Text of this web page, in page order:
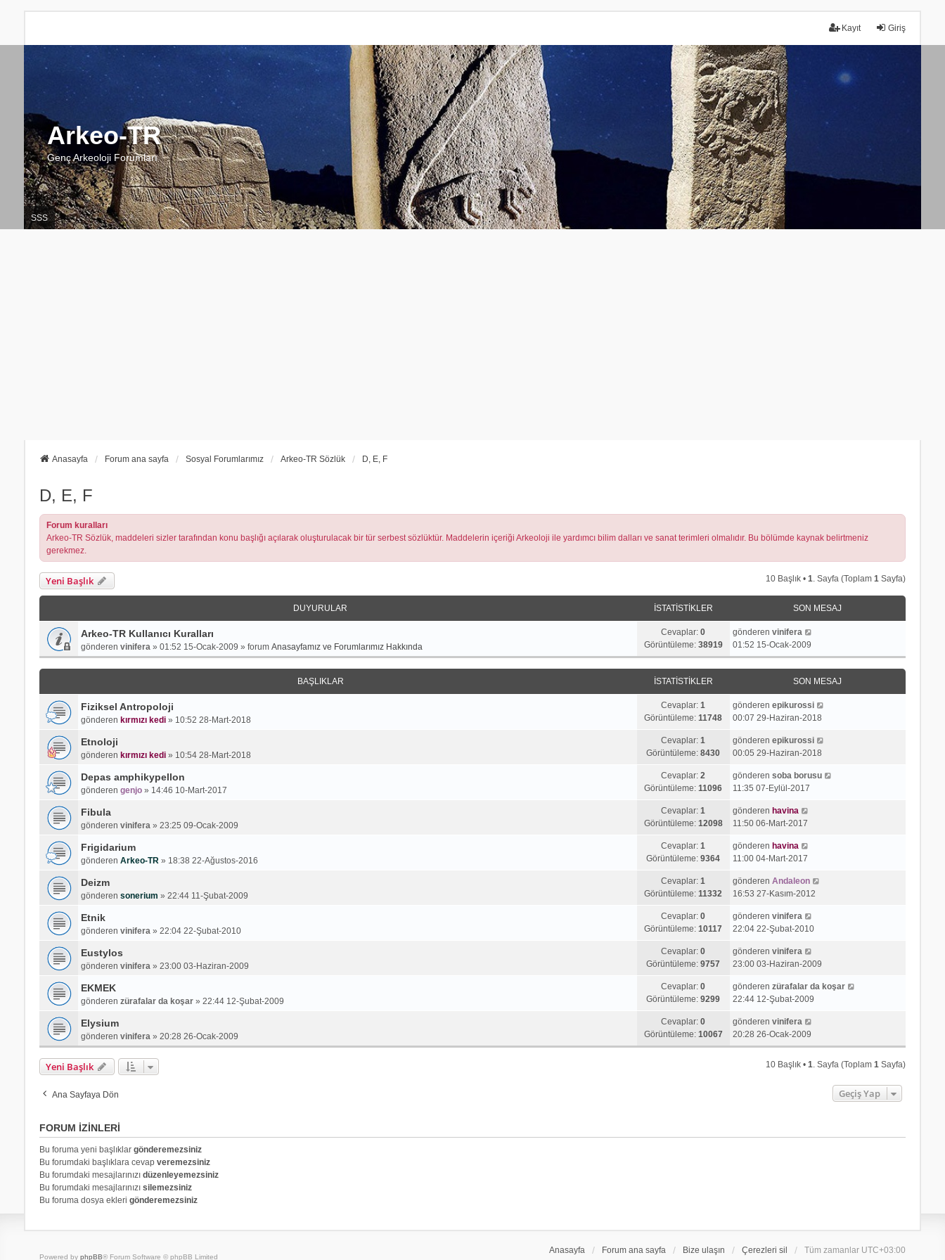
Giriş
Kayıt
Arkeo-TR
Genç Arkeoloji Forumları
SSS
Anasayfa Forum ana sayfa Sosyal Forumlarımız Arkeo-TR Sözlük D, E, F
D, E, F
Forum kuralları
Arkeo-TR Sözlük, maddeleri sizler tarafından konu başlığı açılarak oluşturulacak bir tür serbest sözlüktür. Maddelerin içeriği Arkeoloji ile yardımcı bilim dalları ve sanat terimleri olmalıdır. Bu bölümde kaynak belirtmeniz
gerekmez.
Yeni Başlık 10 Başlık •1. Sayfa (Toplam1 Sayfa)
DUYURULAR İSTATISTIKLER SON MESAJ
Arkeo-TR Kullanıcı Kuralları
gönderen vinifera» 01:52 15-Ocak-2009 » forum Anasayfamız ve Forumlarımız Hakkında
Cevaplar:0
Görüntüleme: 38919
gönderen vinifera
01:52 15-Ocak-2009
BAŞLIKLAR İSTATISTIKLER SON MESAJ
Fiziksel Antropoloji
gönderen kırmızı kedi» 10:52 28-Mart-2018
Cevaplar:1
Görüntüleme:11748
gönderen epikurossi
00:07 29-Haziran-2018
Etnoloji
gönderen kırmızı kedi» 10:54 28-Mart-2018
Cevaplar:1
Görüntüleme:8430
gönderen epikurossi
00:05 29-Haziran-2018
Depas amphikypellon
gönderen genjo» 14:46 10-Mart-2017
Cevaplar:2
Görüntüleme:11096
gönderen soba borusu
11:35 07-Eylül-2017
Fibula
gönderen vinifera» 23:25 09-Ocak-2009
Cevaplar:1
Görüntüleme: 12098
gönderen havina
11:50 06-Mart-2017
Frigidarium
gönderen Arkeo-TR» 18:38 22-Ağustos-2016
Cevaplar:1
Görüntüleme:9364
gönderen havina
11:00 04-Mart-2017
Deizm
gönderen sonerium » 22:44 11-Şubat-2009
Cevaplar:1
Görüntüleme:11332
gönderen Andaleon
16:53 27-Kasım-2012
Etnik
gönderen vinifera» 22:04 22-Şubat-2010
Cevaplar:0
Görüntüleme:10117
gönderen vinifera
22:04 22-Şubat-2010
Eustylos
gönderen vinifera» 23:00 03-Haziran-2009
Cevaplar:0
Görüntüleme:9757
gönderen vinifera
23:00 03-Haziran-2009
EKMEK
gönderen zürafalar da koşar» 22:44 12-Şubat-2009
Cevaplar:0
Görüntüleme:9299
gönderen zürafalar da koşar
22:44 12-Şubat-2009
Elysium
gönderen vinifera» 20:28 26-Ocak-2009
Cevaplar:0
Görüntüleme: 10067
gönderen vinifera
20:28 26-Ocak-2009
Yeni Başlık 10 Başlık •1. Sayfa (Toplam1 Sayfa)
Ana Sayfaya Dön Geçiş Yap
FORUM IZINLERI
Bu foruma yeni başlıklar gönderemezsiniz
Bu forumdaki başlıklara cevap veremezsiniz
Bu forumdaki mesajlarınızı düzenleyemezsiniz
Bu forumdaki mesajlarınızı silemezsiniz
Bu foruma dosya ekleri gönderemezsiniz
Anasayfa Forum ana sayfa Bize ulaşın Çerezleri sil Tüm zamanlar UTC+03:00
Powered by phpBB® Forum Software © phpBB Limited